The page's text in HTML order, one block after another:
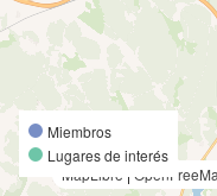
Miembros
Lugares de interés
MapLibre |